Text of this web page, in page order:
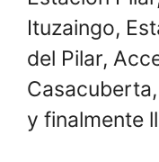
Ituzaingo,
del Pilar,
y finalmente